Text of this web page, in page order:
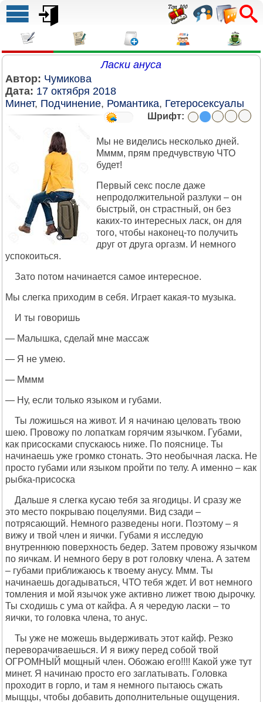
Ласки ануса
Автор: Чумикова
Дата: 17 октября 2018
Минет, Подчинение, Романтика, Гетеросексуалы
Шрифт:
Мы не виделись несколько дней.
Мммм, прям предчувствую ЧТО
будет!
Первый секс после даже
непродолжительной разлуки – он
быстрый, он страстный, он без
каких-то интересных ласк, он для
того, чтобы наконец-то получить
друг от друга оргазм. И немного
успокоиться.
Зато потом начинается самое интересное.
Мы слегка приходим в себя. Играет какая-то музыка.
И ты говоришь
— Малышка, сделай мне массаж
— Я не умею.
— Мммм
— Ну, если только языком и губами.
Ты ложишься на живот. И я начинаю целовать твою
шею. Провожу по лопаткам горячим язычком. Губами,
как присосками спускаюсь ниже. По пояснице. Ты
начинаешь уже громко стонать. Это необычная ласка. Не
просто губами или языком пройти по телу. А именно – как
рыбка-присоска
Дальше я слегка кусаю тебя за ягодицы. И сразу же
это место покрываю поцелуями. Вид сзади –
потрясающий. Немного разведены ноги. Поэтому – я
вижу и твой член и яички. Губами я исследую
внутреннюю поверхность бедер. Затем провожу язычком
по яичкам. И немного беру в рот головку члена. А затем
– губами приближаюсь к твоему анусу. Ммм. Ты
начинаешь догадываться, ЧТО тебя ждет. И вот немного
томления и мой язычок уже активно лижет твою дырочку.
Ты сходишь с ума от кайфа. А я чередую ласки – то
яички, то головка члена, то анус.
Ты уже не можешь выдерживать этот кайф. Резко
переворачиваешься. И я вижу перед собой твой
ОГРОМНЫЙ мощный член. Обожаю его!!!! Какой уже тут
минет. Я начинаю просто его заглатывать. Головка
проходит в горло, и там я немного пытаюсь сжать
мыщцы, чтобы добавить дополнительные ощущения.